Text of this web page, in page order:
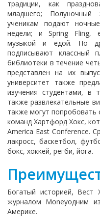
традиции, как
младшего;
ученикам подают
недели; и Spring Fling,
музыкой и едой. По
подписывают классный
библиотеки в течение
представлен на их
университет также
изучения студентами,
также развлекательные
также могут попробовать
команд Хартфорд Хокс,
America East Conference.
лакросс, баскетбол,
бокс, хоккей, регби, йога.
Богатый историей, Вест
журналом Moneyодним
Америке.